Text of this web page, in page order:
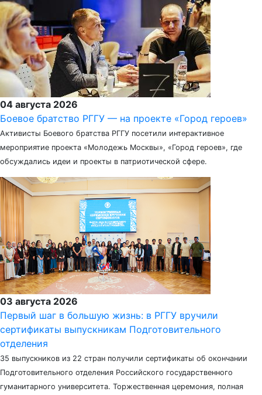
04 августа 2026
Боевое братство РГГУ — на проекте «Город героев»
Активисты Боевого братства РГГУ посетили интерактивное
мероприятие проекта «Молодежь Москвы», «Город героев», где
обсуждались идеи и проекты в патриотической сфере.
03 августа 2026
Первый шаг в большую жизнь: в РГГУ вручили
сертификаты выпускникам Подготовительного
отделения
35 выпускников из 22 стран получили сертификаты об окончании
Подготовительного отделения Российского государственного
гуманитарного университета. Торжественная церемония, полная